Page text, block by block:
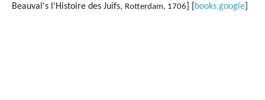
Beauval's l'Histoire des Juifs, Rotterdam, 1706 books.google